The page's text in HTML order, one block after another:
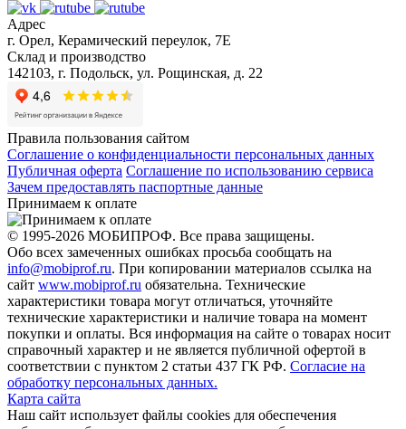
Адрес
г. Орел, Керамический переулок, 7Е
Склад и производство
142103, г. Подольск, ул. Рощинская, д. 22
Правила пользования сайтом
Соглашение о конфиденциальности персональных данных
Публичная оферта Соглашение по использованию сервиса
Зачем предоставлять паспортные данные
Принимаем к оплате
© 1995-2026 МОБИПРОФ. Все права защищены.
Обо всех замеченных ошибках просьба сообщать на
info@mobiprof.ru. При копировании материалов ссылка на
сайт www.mobiprof.ru обязательна. Технические
характеристики товара могут отличаться, уточняйте
технические характеристики и наличие товара на момент
покупки и оплаты. Вся информация на сайте о товарах носит
справочный характер и не является публичной офертой в
соответствии с пунктом 2 статьи 437 ГК РФ. Согласие на
обработку персональных данных.
Карта сайта
Наш сайт использует файлы cookies для обеспечения